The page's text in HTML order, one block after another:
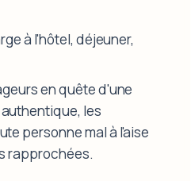
à l'hôtel, déjeuner,
en quête d'une
les
personne mal à l'aise
rapprochées.